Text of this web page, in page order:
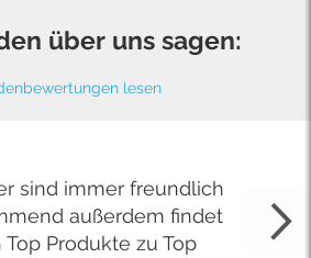
über uns sagen:
lesen
sind immer freundlich
außerdem findet
Produkte zu Top